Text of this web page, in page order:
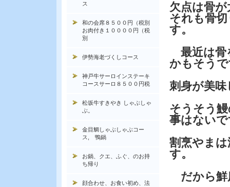
欠点は骨
それも骨
す。
最近は骨
かもそう
刺身が美
そうそう
事はない
割烹やま
す。
だから鮮
ス
和の会席８５００円（税別
お肉付き１００００円（税
別
伊勢海老づくしコース
神戸牛サーロインステーキ
コースサーロ８５００円税
松坂牛すきやき しゃぶしゃ
ぶ。
金目鯛しゃぶしゃぶコー
ス, 鴨鍋
お鍋、クエ、ふぐ、のお持
ち帰り
顔合わせ、お食い初め、法